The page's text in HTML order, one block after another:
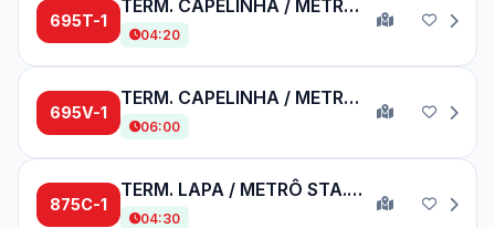
695T-1
TERM. CAPELINHA / METRÔ VL. MARIANA
04:20
695V-1
TERM. CAPELINHA / METRÔ ANA ROSA
06:00
875C-1
TERM. LAPA / METRÔ STA. CRUZ
04:30